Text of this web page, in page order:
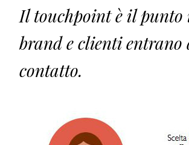
Il touchpoint è il punto
brand e clienti entrano
contatto.